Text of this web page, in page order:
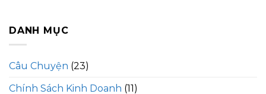
DANH MỤC
Câu Chuyện (23)
Chính Sách Kinh Doanh (11)